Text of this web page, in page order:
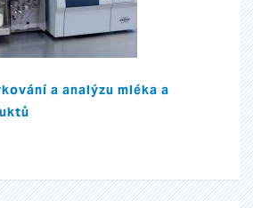
a analýzu mléka a